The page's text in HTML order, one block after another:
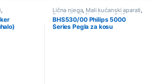
, Lična njega, Mali kućanski aparati,
Pegle i uvijači za kosu, Sniženo
BHS530/00 Philips 5000
Series Pegla za kosu